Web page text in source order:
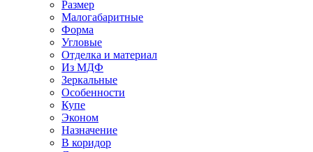
Размер
Малогабаритные
Форма
Угловые
Отделка и материал
Из МДФ
Зеркальные
Особенности
Купе
Эконом
Назначение
В коридор